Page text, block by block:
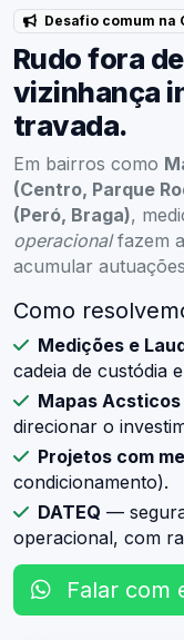
Desafio comum na
Rudo fora
vizinhança
travada.
Em bairros como
(Centro, Parque
(Peró, Braga),
operacionalfazem
acumular
Como
Medições e
cadeia de custódia
Mapas Acsticos
direcionar o
Projetos com
condicionamento).
DATEQ —
operacional, com
Falar com